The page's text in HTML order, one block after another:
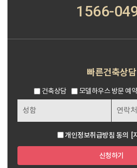
1566-
빠른건축상담
건축상담 모델하우스 방문 예약
개인정보취급방침 동의 [
신청하기